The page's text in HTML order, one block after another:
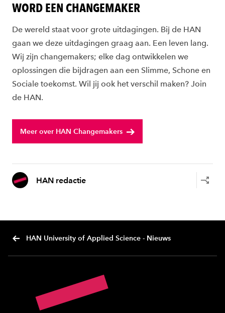
WORD EEN CHANGEMAKER
De wereld staat voor grote uitdagingen. Bij de HAN
gaan we deze uitdagingen graag aan. Een leven lang.
Wij zijn changemakers; elke dag ontwikkelen we
oplossingen die bijdragen aan een Slimme, Schone en
Sociale toekomst. Wil jij ook het verschil maken? Join
de HAN.
Meer over HAN Changemakers
HAN redactie
HAN University of Applied Science - Nieuws